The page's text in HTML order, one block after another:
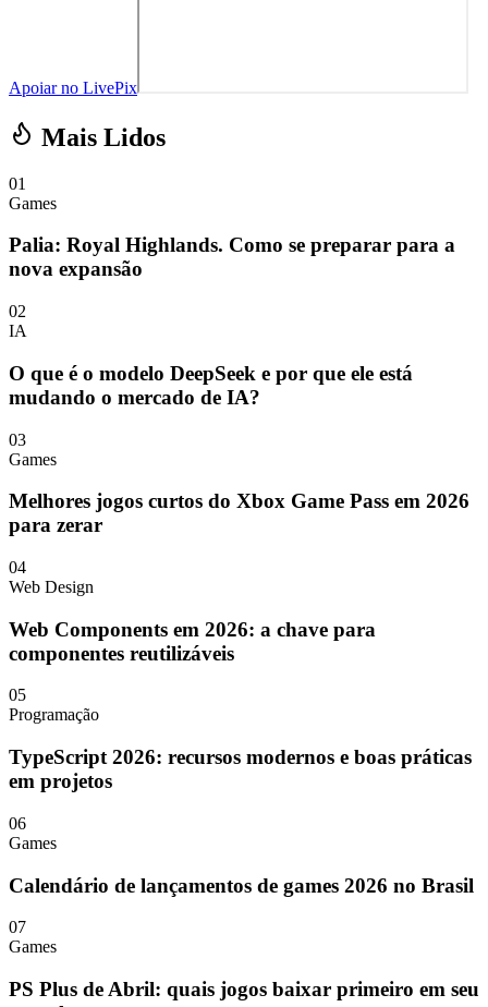
Apoiar no LivePix
Mais Lidos
01
Games
Palia: Royal Highlands. Como se preparar para a
nova expansão
02
IA
O que é o modelo DeepSeek e por que ele está
mudando o mercado de IA?
03
Games
Melhores jogos curtos do Xbox Game Pass em 2026
para zerar
04
Web Design
Web Components em 2026: a chave para
componentes reutilizáveis
05
Programação
TypeScript 2026: recursos modernos e boas práticas
em projetos
06
Games
Calendário de lançamentos de games 2026 no Brasil
07
Games
PS Plus de Abril: quais jogos baixar primeiro em seu